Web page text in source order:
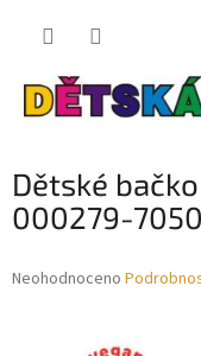
Dětské
000279-7050
Průměrné
Neohodnoceno